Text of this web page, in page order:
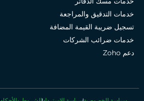
خدمات التدقيق والمراجعة
تسجيل ضريبة القيمة المضافة
خدمات ضرائب الشركات
دعم Zoho